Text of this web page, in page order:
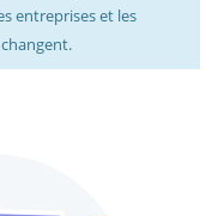
entreprises et les